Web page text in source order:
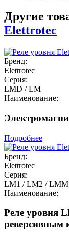
Другие
Elettrotec
Бренд:
Elettrotec
Серия:
LMD / LM
Наименование:
Подробнее
Бренд:
Elettrotec
Серия:
LM1 / LM2 /
Наименование:
Реле уровня
реверсивным